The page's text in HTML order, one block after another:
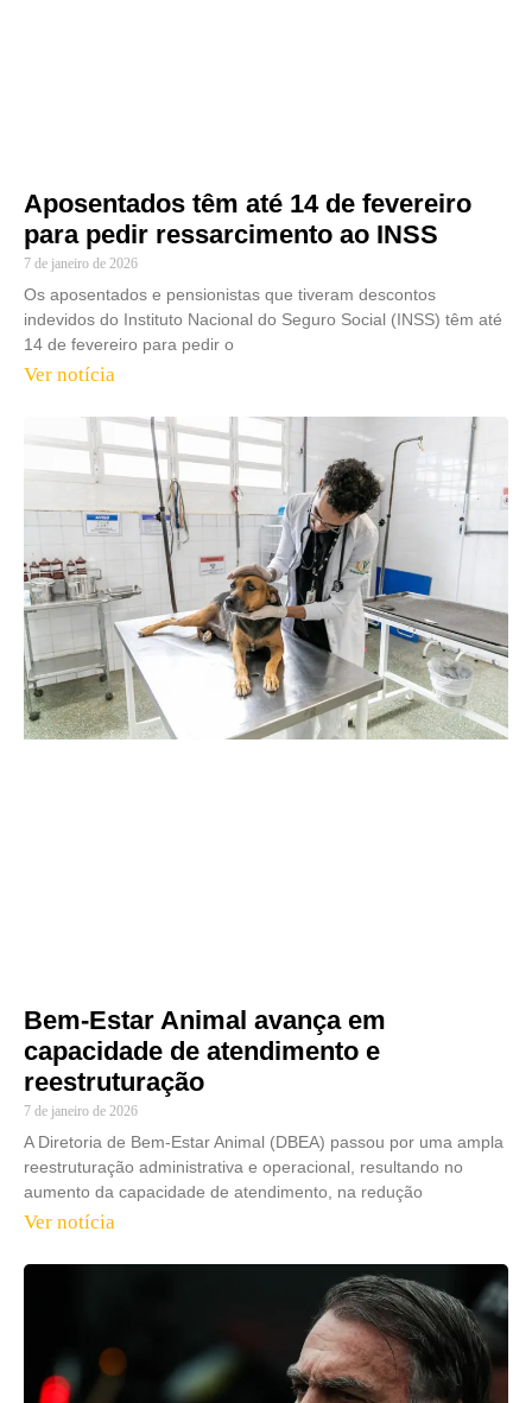
Aposentados têm até 14 de fevereiro
para pedir ressarcimento ao INSS
7 de janeiro de 2026
Os aposentados e pensionistas que tiveram descontos
indevidos do Instituto Nacional do Seguro Social (INSS) têm até
14 de fevereiro para pedir o
Ver notícia
Bem-Estar Animal avança em
capacidade de atendimento e
reestruturação
7 de janeiro de 2026
A Diretoria de Bem-Estar Animal (DBEA) passou por uma ampla
reestruturação administrativa e operacional, resultando no
aumento da capacidade de atendimento, na redução
Ver notícia